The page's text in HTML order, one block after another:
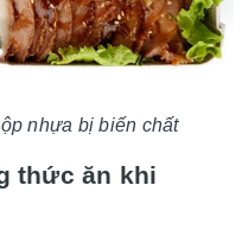
nhựa bị biến chất
thức ăn khi